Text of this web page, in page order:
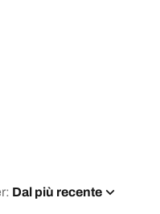
Dal più recente